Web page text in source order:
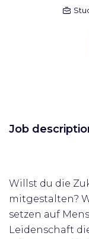
Job
Willst du die
mitgestalten?
setzen auf
Leidenschaft